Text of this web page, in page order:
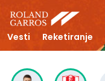
Vesti Reketiranje